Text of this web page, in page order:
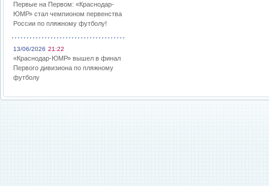
Первые на Первом: «Краснодар-
ЮМР» стал чемпионом первенства
России по пляжному футболу!
13/06/2026 21:22
«Краснодар-ЮМР» вышел в финал
Первого дивизиона по пляжному
футболу